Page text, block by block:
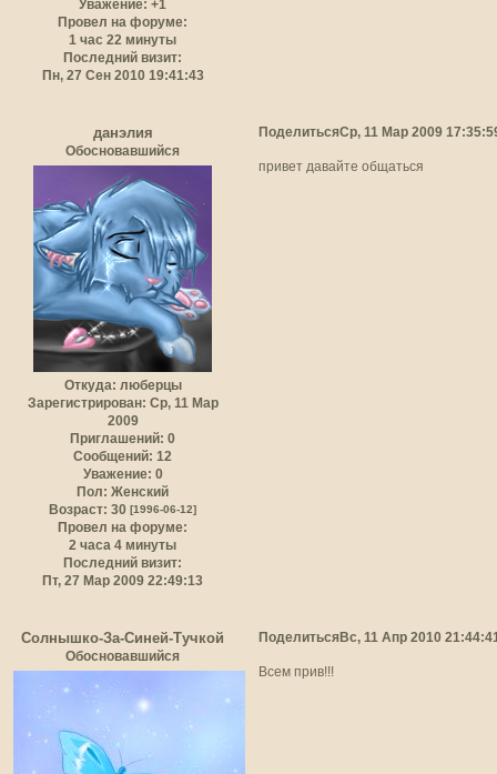
Уважение: +1
Провел на форуме:
1 час 22 минуты
Последний визит:
Пн, 27 Сен 2010 19:41:43
ПоделитьсяСр, 11 Мар 2009
данэлия
Обосновавшийся
Откуда: люберцы
Зарегистрирован: Ср, 11 Мар
2009
Приглашений: 0
Сообщений: 12
Уважение: 0
Пол: Женский
Возраст: 30[1996-06-12]
Провел на форуме:
2 часа 4 минуты
Последний визит:
Пт, 27 Мар 2009 22:49:13
привет давайте общаться
ПоделитьсяВс, 11 Апр 2010
Солнышко-За-Синей-Тучкой
Обосновавшийся
Всем прив!!!